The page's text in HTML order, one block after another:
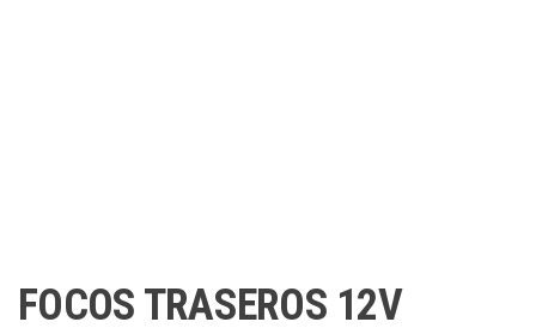
FOCOS TRASEROS 12V